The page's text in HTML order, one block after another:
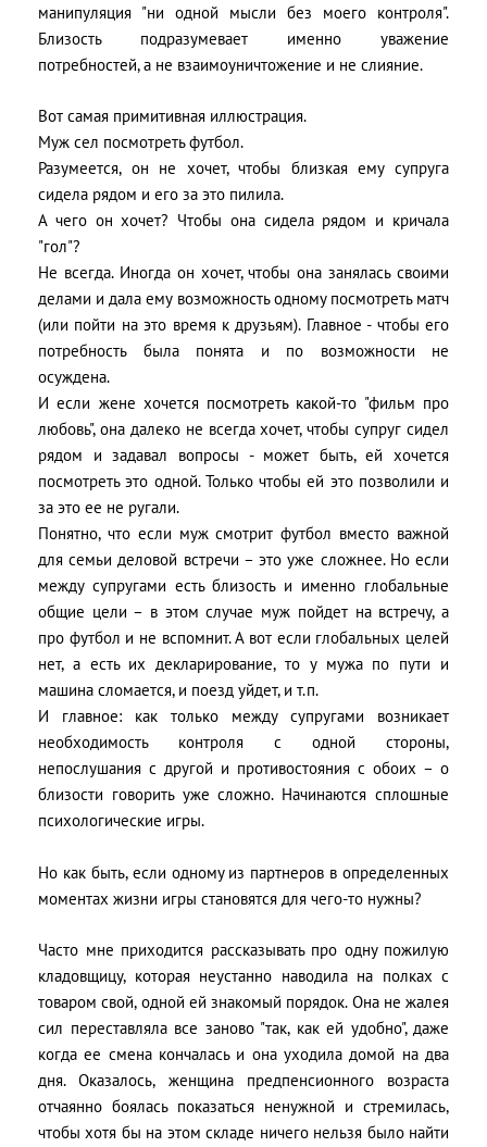
манипуляция "ни одной мысли без моего контроля".
Близость подразумевает именно уважение
потребностей, а не взаимоуничтожение и не слияние.
Вот самая примитивная иллюстрация.
Муж сел посмотреть футбол.
Разумеется, он не хочет, чтобы близкая ему супруга
сидела рядом и его за это пилила.
А чего он хочет? Чтобы она сидела рядом и кричала
"гол"?
Не всегда. Иногда он хочет, чтобы она занялась своими
делами и дала ему возможность одному посмотреть матч
(или пойти на это время к друзьям). Главное - чтобы его
потребность была понята и по возможности не
осуждена.
И если жене хочется посмотреть какой-то "фильм про
любовь", она далеко не всегда хочет, чтобы супруг сидел
рядом и задавал вопросы - может быть, ей хочется
посмотреть это одной. Только чтобы ей это позволили и
за это ее не ругали.
Понятно, что если муж смотрит футбол вместо важной
для семьи деловой встречи – это уже сложнее. Но если
между супругами есть близость и именно глобальные
общие цели – в этом случае муж пойдет на встречу, а
про футбол и не вспомнит. А вот если глобальных целей
нет, а есть их декларирование, то у мужа по пути и
машина сломается, и поезд уйдет, и т.п.
И главное: как только между супругами возникает
необходимость контроля с одной стороны,
непослушания с другой и противостояния с обоих – о
близости говорить уже сложно. Начинаются сплошные
психологические игры.
Но как быть, если одному из партнеров в определенных
моментах жизни игры становятся для чего-то нужны?
Часто мне приходится рассказывать про одну пожилую
кладовщицу, которая неустанно наводила на полках с
товаром свой, одной ей знакомый порядок. Она не жалея
сил переставляла все заново "так, как ей удобно", даже
когда ее смена кончалась и она уходила домой на два
дня. Оказалось, женщина предпенсионного возраста
отчаянно боялась показаться ненужной и стремилась,
чтобы хотя бы на этом складе ничего нельзя было найти